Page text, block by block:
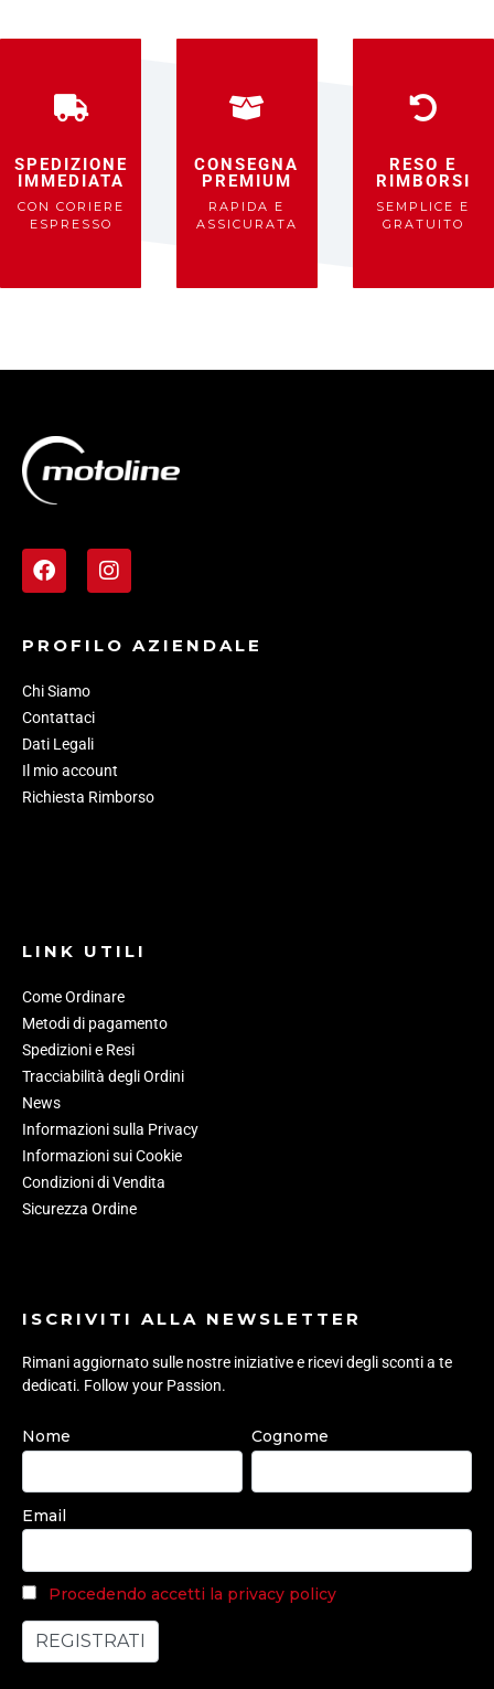
SPEDIZIONE
IMMEDIATA
CON CORIERE
ESPRESSO
CONSEGNA
PREMIUM
RAPIDA E
ASSICURATA
RESO E
RIMBORSI
SEMPLICE E
GRATUITO
PROFILO AZIENDALE
Chi Siamo
Contattaci
Dati Legali
Il mio account
Richiesta Rimborso
LINK UTILI
Come Ordinare
Metodi di pagamento
Spedizioni e Resi
Tracciabilità degli Ordini
News
Informazioni sulla Privacy
Informazioni sui Cookie
Condizioni di Vendita
Sicurezza Ordine
ISCRIVITI ALLA NEWSLETTER
Rimani aggiornato sulle nostre iniziative e ricevi degli sconti a te
dedicati. Follow your Passion.
Nome Cognome
Email
Procedendo accetti la privacy policy